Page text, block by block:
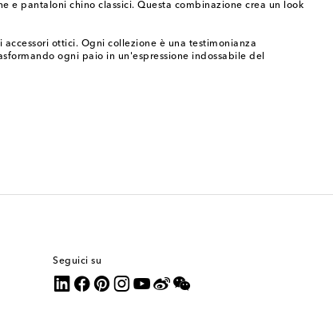
e pantaloni chino classici. Questa combinazione crea un look
ottici. Ogni collezione è una testimonianza
ogni paio in un'espressione indossabile del
Seguici su